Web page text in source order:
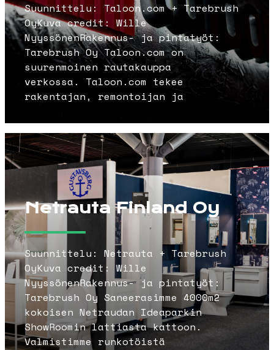
Suunnittelu: Taloon.com + Tarebrush
OyKuva credit: Wille
NyyssönenRakennus- ja pintatyöt:
Tarebrush Oy Taloon.com on
suurenmoinen rautakauppa
verkossa. Taloon.com tekee
rakentajan, remontoijan ja
Netrauta Finland Oy
Suunnittelu: Netrauta + Tarebrush
OyKuva credit: Wille
NyyssönenRakennus- ja pintatyöt:
Tarebrush Oy Saneerasimme 4000m2
kokoisen Netraudan Ideaparkin
ShowRoomin lattiasta kattoon.
Valmistimme runkotöistä